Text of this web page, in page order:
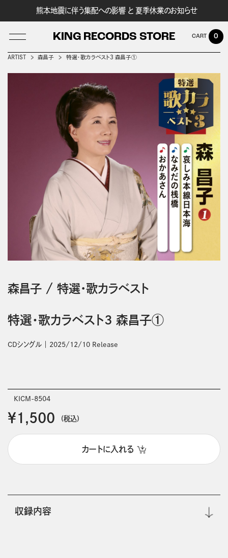
熊本地震に伴う集配への影響 と 夏季休業のお知らせ
KING RECORDS STORE 0
ARTIST 森昌子 特選・歌カラベスト3 森昌子①
森昌子/ 特選・歌カラベスト
特選・歌カラベスト3 森昌子①
CDシングル 2025/12/10 Release
KICM-8504
￥1,500 (税込)
カートに入れる
収録内容